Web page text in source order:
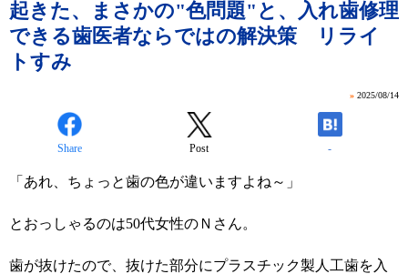
起きた、まさかの"色問題"と、入れ歯修理
できる歯医者ならではの解決策 リライ
トすみ
» 2025/08/14
Share Post -
「あれ、ちょっと歯の色が違いますよね～」
とおっしゃるのは50代女性のＮさん。
歯が抜けたので、抜けた部分にプラスチック製人工歯を入